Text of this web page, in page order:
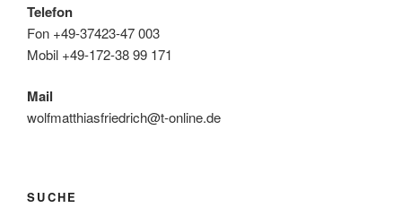
Telefon
Fon +49-37423-47 003
Mobil +49-172-38 99 171
Mail
wolfmatthiasfriedrich@t-online.de
SUCHE